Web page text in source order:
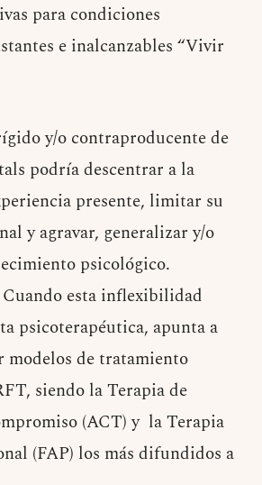
para condiciones
e inalcanzables “Vivir
y/o contraproducente de
podría descentrar a la
presente, limitar su
y agravar, generalizar y/o
psicológico.
Cuando esta inflexibilidad
psicoterapéutica, apunta a
modelos de tratamiento
siendo la Terapia de
(ACT) y la Terapia
(FAP) los más difundidos a